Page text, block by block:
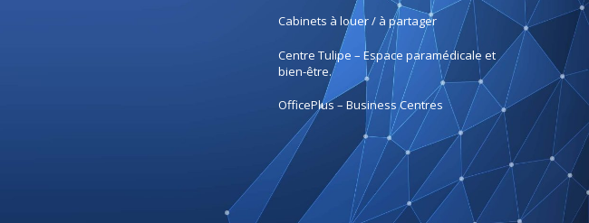
Cabinets à louer / à partager
Centre Tulipe – Espace paramédicale et
bien-être.
OfficePlus – Business Centres